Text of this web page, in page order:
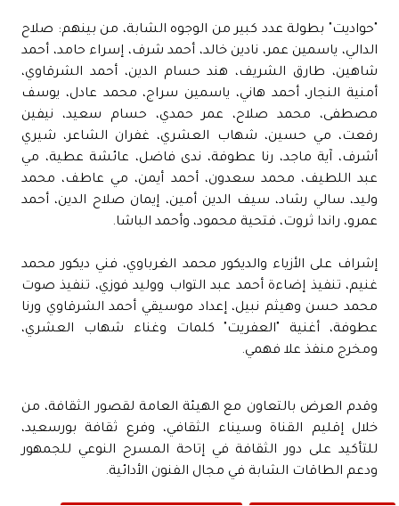
"حواديت" بطولة عدد كبير من الوجوه الشابة، من بينهم: صلاح
الدالي، ياسمين عمر، نادين خالد، أحمد شرف، إسراء حامد، أحمد
شاهين، طارق الشريف، هند حسام الدين، أحمد الشرقاوي،
أمنية النجار، أحمد هاني، ياسمين سراج، محمد عادل، يوسف
مصطفى، محمد صلاح، عمر حمدي، حسام سعيد، نيفين
رفعت، مي حسين، شهاب العشري، غفران الشاعر، شيري
أشرف، آية ماجد، رنا عطوفة، ندى فاضل، عائشة عطية، مي
عبد اللطيف، محمد سعدون، أحمد أيمن، مي عاطف، محمد
وليد، سالي رشاد، سيف الدين أمين، إيمان صلاح الدين، أحمد
عمرو، راندا ثروت، فتحية محمود، وأحمد الباشا.
إشراف على الأزياء والديكور محمد الغرباوي، فني ديكور محمد
غنيم، تنفيذ إضاءة أحمد عبد التواب ووليد فوزي، تنفيذ صوت
محمد حسن وهيثم نبيل، إعداد موسيقي أحمد الشرقاوي ورنا
عطوفة، أغنية "العفريت" كلمات وغناء شهاب العشري،
ومخرج منفذ علا فهمي.
وقدم العرض بالتعاون مع الهيئة العامة لقصور الثقافة، من
خلال إقليم القناة وسيناء الثقافي، وفرع ثقافة بورسعيد،
للتأكيد على دور الثقافة في إتاحة المسرح النوعي للجمهور
ودعم الطاقات الشابة في مجال الفنون الأدائية.